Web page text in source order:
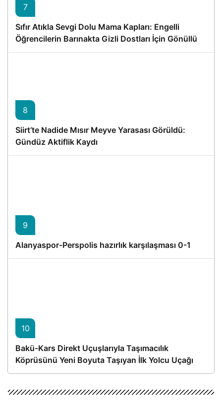
7
Sıfır Atıkla Sevgi Dolu Mama Kapları: Engelli
Öğrencilerin Barınakta Gizli Dostları İçin Gönüllü
Proje
8
Siirt’te Nadide Mısır Meyve Yarasası Görüldü:
Gündüz Aktiflik Kaydı
9
Alanyaspor-Perspolis hazırlık karşılaşması 0-1
10
Bakü-Kars Direkt Uçuşlarıyla Taşımacılık
Köprüsünü Yeni Boyuta Taşıyan İlk Yolcu Uçağı
Hareket Etti